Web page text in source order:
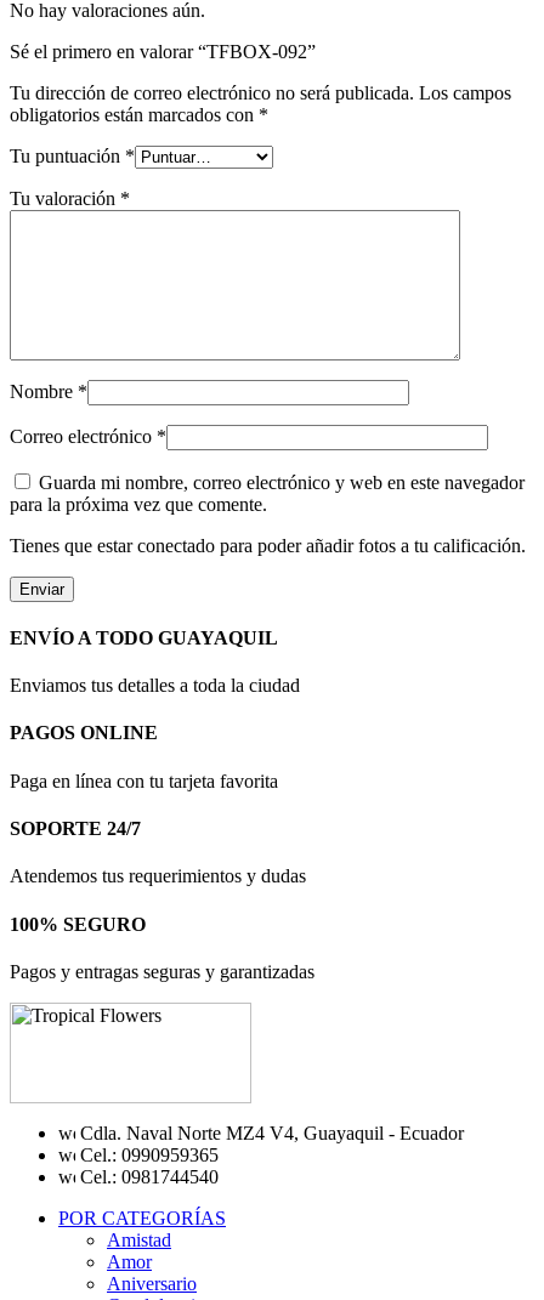
No hay valoraciones aún.
Sé el primero en valorar “TFBOX-092”
Tu dirección de correo electrónico no será publicada. Los campos
obligatorios están marcados con *
Tu puntuación *
Tu valoración *
Nombre *
Correo electrónico *
Guarda mi nombre, correo electrónico y web en este navegador
para la próxima vez que comente.
Tienes que estar conectado para poder añadir fotos a tu calificación.
ENVÍO A TODO GUAYAQUIL
Enviamos tus detalles a toda la ciudad
PAGOS ONLINE
Paga en línea con tu tarjeta favorita
SOPORTE 24/7
Atendemos tus requerimientos y dudas
100% SEGURO
Pagos y entragas seguras y garantizadas
Cdla. Naval Norte MZ4 V4, Guayaquil - Ecuador
Cel.: 0990959365
Cel.: 0981744540
POR CATEGORÍAS
Amistad
Amor
Aniversario